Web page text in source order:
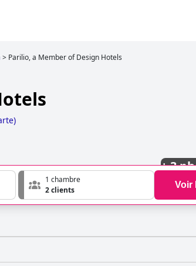
> Parilio, a Member of Design Hotels
)
+3
1 chambre
2 clients
Voir